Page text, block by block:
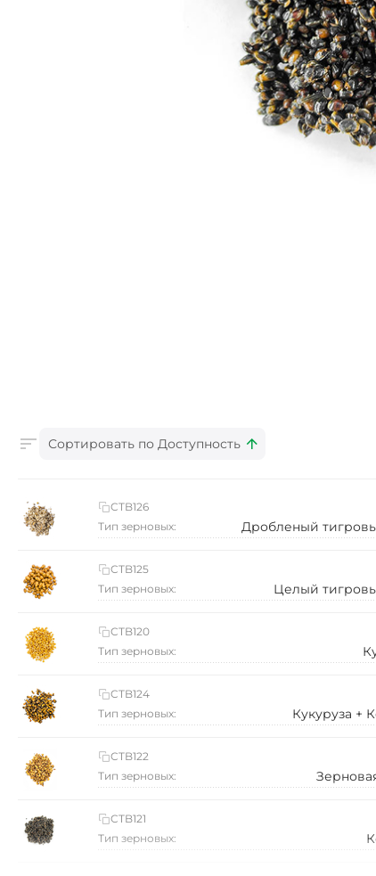
Сортировать по Доступность
CTB126
Тип зерновых:
Дробленый
CTB125
Тип зерновых:
Целый
CTB120
Тип зерновых:
CTB124
Тип зерновых:
Кукуруза +
CTB122
Тип зерновых:
CTB121
Тип зерновых: